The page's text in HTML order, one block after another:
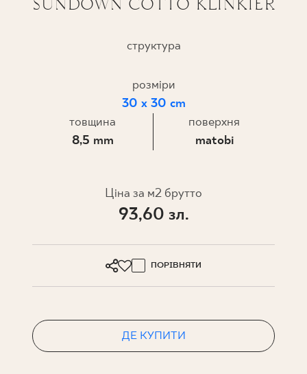
ПРО НАС
МІЙ ПРОФІЛЬ
КОНТАКТ
PL EN SK DE UK RU
структура
розміри
30 x 30 cm
товщина
8,5 mm
поверхня
matobi
Ціна за м2 брутто
93,60 зл.
ПОРІВНЯТИ
ДЕ КУПИТИ